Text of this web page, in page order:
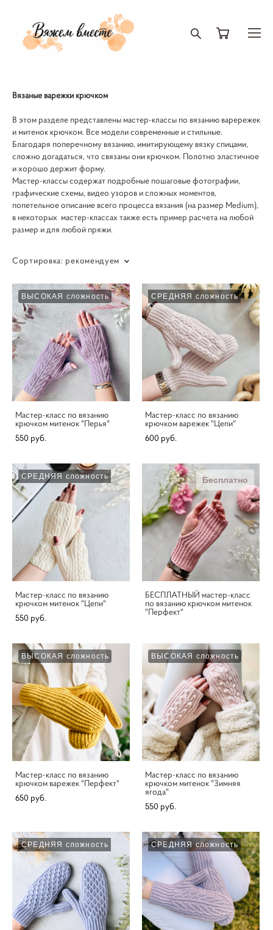
Вязаные варежки крючком
В этом разделе представлены мастер-классы по вязанию варережек
и митенок крючком. Все модели современные и стильные.
Благодаря поперечному вязанию, имитирующему вязку спицами,
сложно догадаться, что связаны они крючком. Полотно эластичное
и хорошо держит форму.
Мастер-классы содержат подробные пошаговые фотографии,
графические схемы, видео узоров и сложных моментов,
попетельное описание всего процесса вязания (на размер Medium),
в некоторых мастер-классах также есть пример расчета на любой
размер и для любой пряжи.
Сортировка: рекомендуем
ВЫСОКАЯ сложность
Мастер-класс по вязанию
крючком митенок "Перья"
550 pуб.
СРЕДНЯЯ сложность
Мастер-класс по вязанию
крючком варежек "Цепи"
600 pуб.
СРЕДНЯЯ сложность
Мастер-класс по вязанию
крючком митенок "Цепи"
550 pуб.
Бесплатно
БЕСПЛАТНЫЙ мастер-класс
по вязанию крючком митенок
"Перфект"
ВЫСОКАЯ сложность
Мастер-класс по вязанию
крючком варежек "Перфект"
650 pуб.
ВЫСОКАЯ сложность
Мастер-класс по вязанию
крючком митенок "Зимняя
ягода"
550 pуб.
СРЕДНЯЯ сложность СРЕДНЯЯ сложность